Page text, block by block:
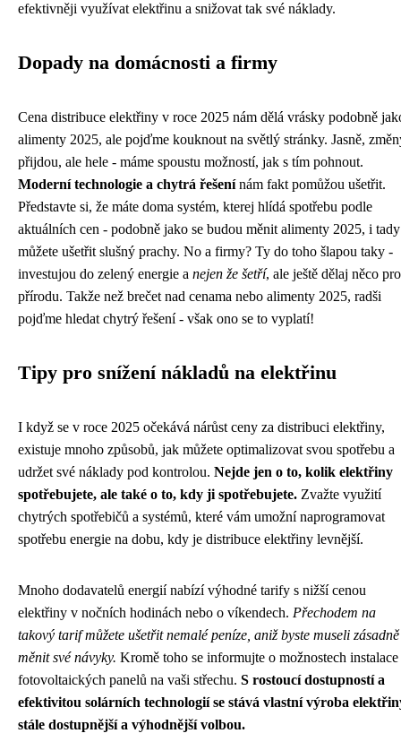
efektivněji využívat elektřinu a snižovat tak své náklady.
Dopady na domácnosti a firmy
Cena distribuce elektřiny v roce 2025 nám dělá vrásky podobně
alimenty 2025, ale pojďme kouknout na světlý stránky. Jasně,
přijdou, ale hele - máme spoustu možností, jak s tím pohnout.
Moderní technologie a chytrá řešenínám fakt pomůžou ušetřit.
Představte si, že máte doma systém, kterej hlídá spotřebu podle
aktuálních cen - podobně jako se budou měnit alimenty 2025, i tady
můžete ušetřit slušný prachy. No a firmy? Ty do toho šlapou taky -
investujou do zelený energie a nejen že šetří, ale ještě dělaj něco pro
přírodu. Takže než brečet nad cenama nebo alimenty 2025, radši
pojďme hledat chytrý řešení - však ono se to vyplatí!
Tipy pro snížení nákladů na elektřinu
I když se v roce 2025 očekává nárůst ceny za distribuci elektřiny,
existuje mnoho způsobů, jak můžete optimalizovat svou spotřebu a
udržet své náklady pod kontrolou. Nejde jen o to, kolik elektřiny
spotřebujete, ale také o to, kdy ji spotřebujete. Zvažte využití
chytrých spotřebičů a systémů, které vám umožní naprogramovat
spotřebu energie na dobu, kdy je distribuce elektřiny levnější.
Mnoho dodavatelů energií nabízí výhodné tarify s nižší cenou
elektřiny v nočních hodinách nebo o víkendech. Přechodem na
takový tarif můžete ušetřit nemalé peníze, aniž byste museli zásadně
měnit své návyky. Kromě toho se informujte o možnostech instalace
fotovoltaických panelů na vaši střechu. S rostoucí dostupností a
efektivitou solárních technologií se stává vlastní výroba
stále dostupnější a výhodnější volbou.